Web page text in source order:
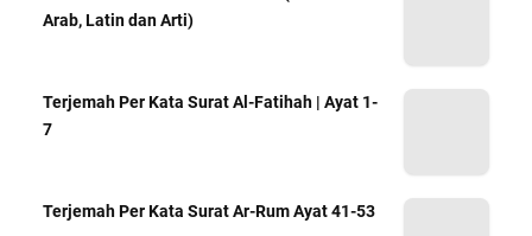
Arab, Latin dan Arti)
Terjemah Per Kata Surat Al-Fatihah | Ayat 1-
7
Terjemah Per Kata Surat Ar-Rum Ayat 41-53